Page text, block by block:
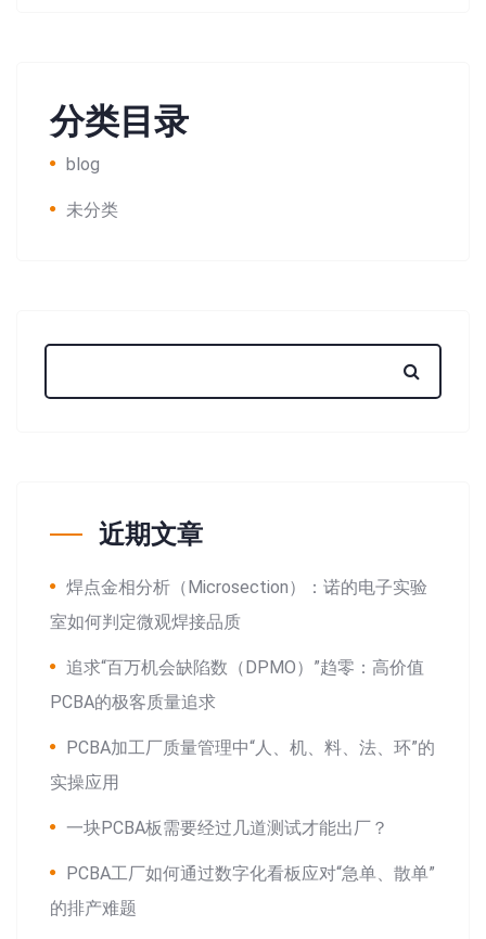
分类目录
blog
未分类
近期文章
焊点金相分析（Microsection）：诺的电子实验
室如何判定微观焊接品质
追求“百万机会缺陷数（DPMO）”趋零：高价值
PCBA的极客质量追求
PCBA加工厂质量管理中“人、机、料、法、环”的
实操应用
一块PCBA板需要经过几道测试才能出厂？
PCBA工厂如何通过数字化看板应对“急单、散单”
的排产难题